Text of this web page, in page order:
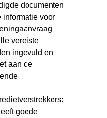
documenten
informatie voor
vereiste
ingevuld en
aan de
goede